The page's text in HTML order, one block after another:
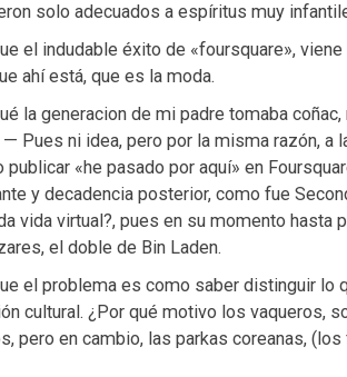
solo adecuados a espíritus muy
el indudable éxito de «foursquare»,
ahí está, que es la moda.
la generacion de mi padre tomaba
— Pues ni idea, pero por la misma razón, a
publicar «he pasado por aquí» en
y decadencia posterior, como fue
vida virtual?, pues en su momento hasta
el doble de Bin Laden.
el problema es como saber distinguir lo
cultural. ¿Por qué motivo los vaqueros,
pero en cambio, las parkas coreanas,